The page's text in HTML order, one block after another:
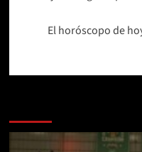
entradas
El horóscopo de